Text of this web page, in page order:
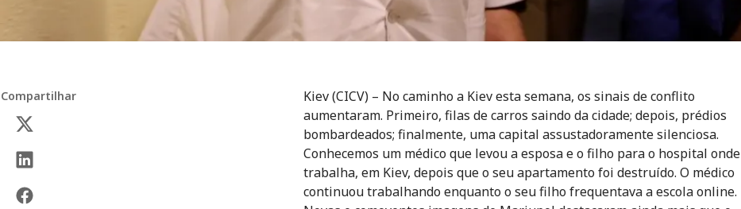
Compartilhar
Kiev (CICV) – No caminho a Kiev esta semana, os sinais de conflito
aumentaram. Primeiro, filas de carros saindo da cidade; depois, prédios
bombardeados; finalmente, uma capital assustadoramente silenciosa.
Conhecemos um médico que levou a esposa e o filho para o hospital onde
trabalha, em Kiev, depois que o seu apartamento foi destruído. O médico
continuou trabalhando enquanto o seu filho frequentava a escola online.